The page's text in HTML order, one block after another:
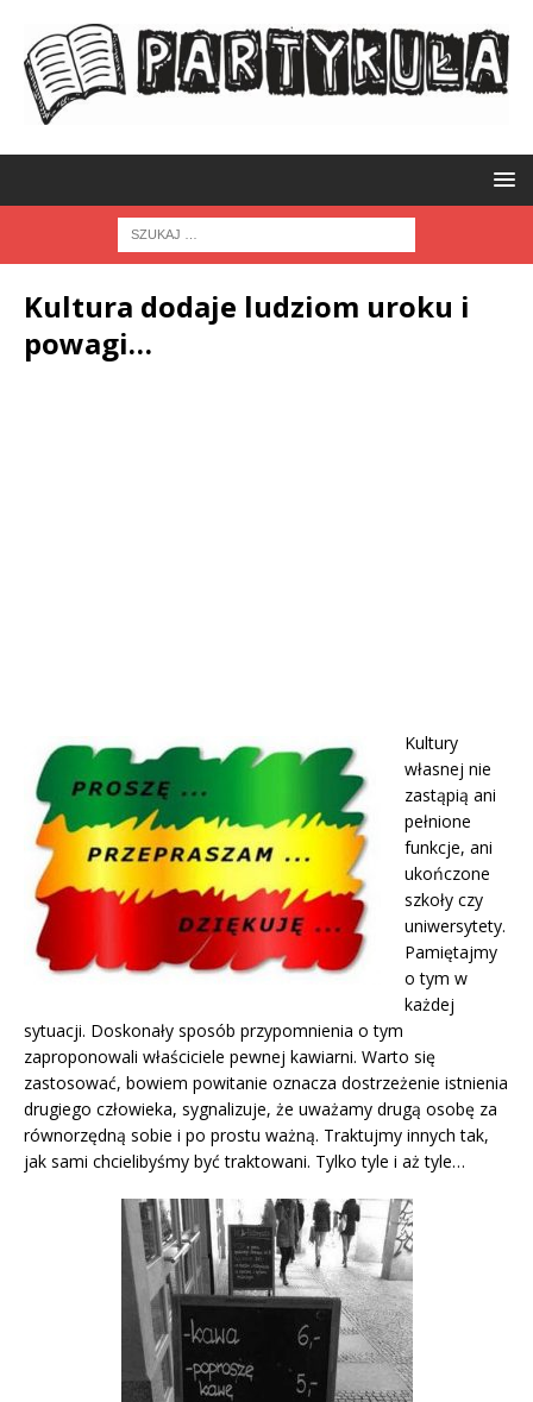
Kultura dodaje ludziom uroku i
powagi…
Kultury
własnej nie
zastąpią ani
pełnione
funkcje, ani
ukończone
szkoły czy
uniwersytety.
Pamiętajmy
o tym w
każdej
sytuacji. Doskonały sposób przypomnienia o tym
zaproponowali właściciele pewnej kawiarni. Warto się
zastosować, bowiem powitanie oznacza dostrzeżenie istnienia
drugiego człowieka, sygnalizuje, że uważamy drugą osobę za
równorzędną sobie i po prostu ważną. Traktujmy innych tak,
jak sami chcielibyśmy być traktowani. Tylko tyle i aż tyle…